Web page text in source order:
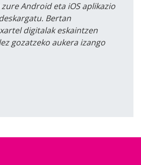
Android eta iOS aplikazio
Bertan
digitalak eskaintzen
gozatzeko aukera izango